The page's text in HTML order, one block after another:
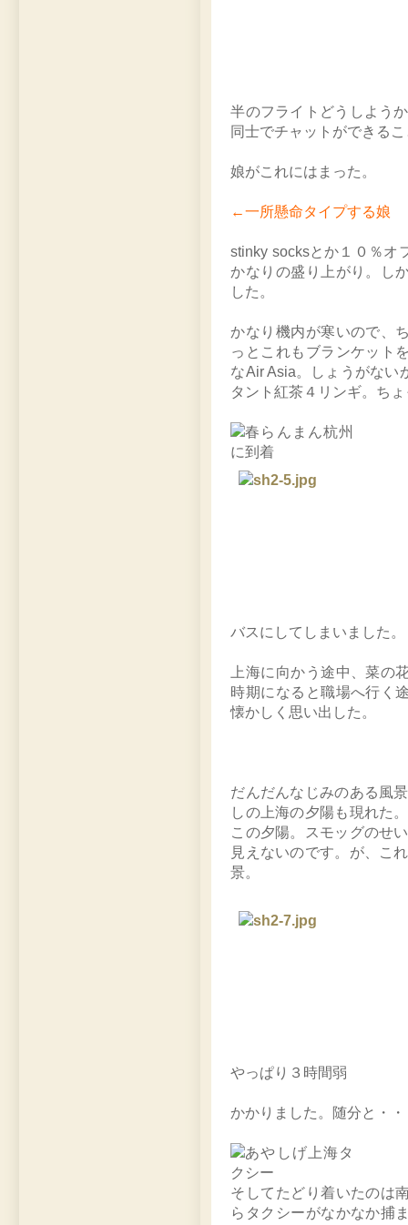
半のフライトどうしよう
同士でチャットができる
娘がこれにはまった。
←一所懸命タイプする娘
stinky socksとか１０％オ
かなりの盛り上がり。し
した。
かなり機内が寒いので、
っとこれもブランケット
なAir Asia。しょうがない
タント紅茶４リンギ。ち
バスにしてしまいました。
上海に向かう途中、菜の
時期になると職場へ行く
懐かしく思い出した。
だんだんなじみのある風
しの上海の夕陽も現れた
この夕陽。スモッグのせ
見えないのです。が、こ
景。
やっぱり３時間弱
かかりました。随分と・
そしてたどり着いたのは
らタクシーがなかなか捕